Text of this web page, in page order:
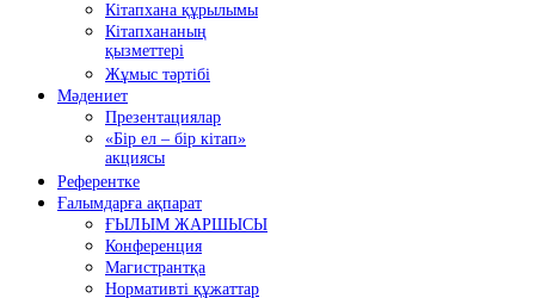
Кітапхана құрылымы
Кітапхананың
қызметтері
Жұмыс тәртібі
Мәдениет
Презентациялар
«Бір ел – бір кітап»
акциясы
Референтке
Ғалымдарға ақпарат
ҒЫЛЫМ ЖАРШЫСЫ
Конференция
Магистрантқа
Нормативті құжаттар